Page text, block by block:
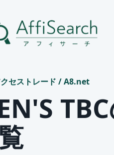
セストレード /A8.net